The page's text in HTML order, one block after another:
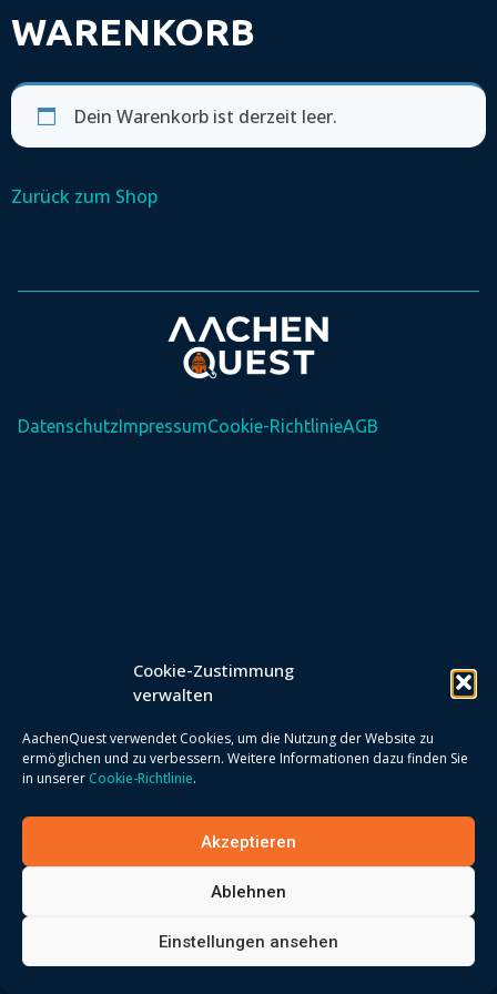
Cookie-Zustimmung
verwalten
AachenQuest verwendet Cookies, um die Nutzung der Website zu
ermöglichen und zu verbessern. Weitere Informationen dazu finden Sie
in unsererCookie-Richtlinie.
Akzeptieren
Ablehnen
Einstellungen ansehen
WARENKORB
Dein Warenkorb ist derzeit leer.
Zurück zum Shop
DatenschutzImpressumCookie-RichtlinieAGB